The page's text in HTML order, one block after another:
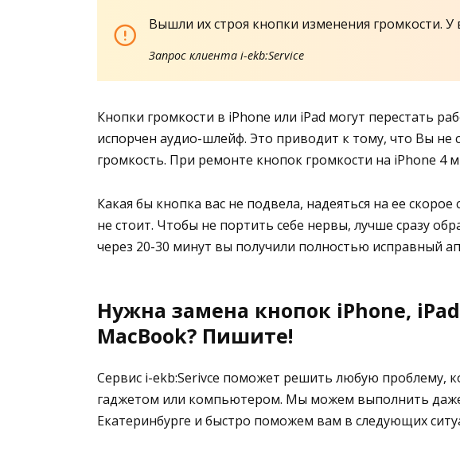
Вышли их строя кнопки изменения громкости. У
Запрос клиента i-ekb:Service
Кнопки громкости в iPhone или iPad могут перестать
испорчен аудио-шлейф. Это приводит к тому, что Вы не
громкость. При ремонте кнопок громкости на iPhone
Какая бы кнопка вас не подвела, надеяться на ее
не стоит. Чтобы не портить себе нервы, лучше сразу
через 20-30 минут вы получили полностью исправный
Нужна замена кнопок iPhone,
MacBook? Пишите!
Сервис i-ekb:Serivce поможет решить любую проблему,
гаджетом или компьютером. Мы можем выполнить
Екатеринбурге и быстро поможем вам в следующих